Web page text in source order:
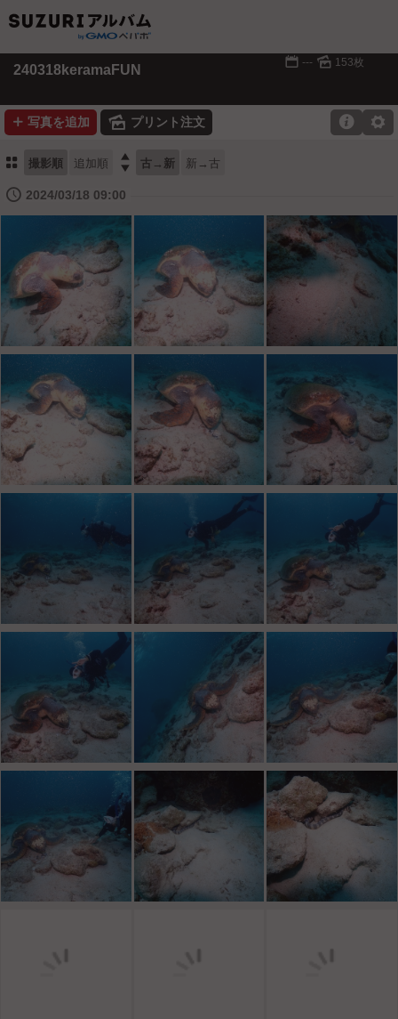
240318keramaFUN 📅 --- 🌄 153枚
➕ 写真を追加 🌄 プリント注文 ⚙

⚏ 撮影順 追加順  古→新 新→古
🕔 2024/03/18 09:00